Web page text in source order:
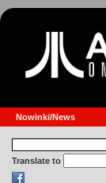
Nowinki/News
Translate to